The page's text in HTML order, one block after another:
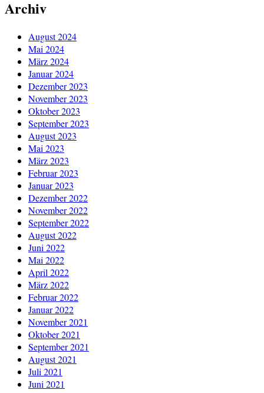
Archiv
August 2024
Mai 2024
März 2024
Januar 2024
Dezember 2023
November 2023
Oktober 2023
September 2023
August 2023
Mai 2023
März 2023
Februar 2023
Januar 2023
Dezember 2022
November 2022
September 2022
August 2022
Juni 2022
Mai 2022
April 2022
März 2022
Februar 2022
Januar 2022
November 2021
Oktober 2021
September 2021
August 2021
Juli 2021
Juni 2021